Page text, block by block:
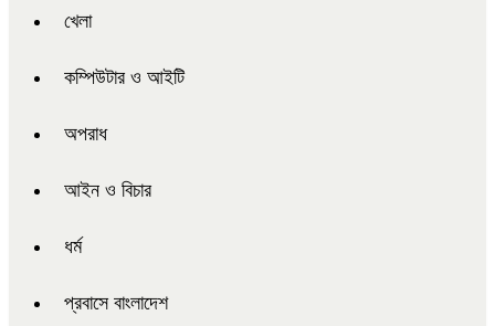
খেলা
কম্পিউটার ও আইটি
অপরাধ
আইন ও বিচার
ধর্ম
প্রবাসে বাংলাদেশ